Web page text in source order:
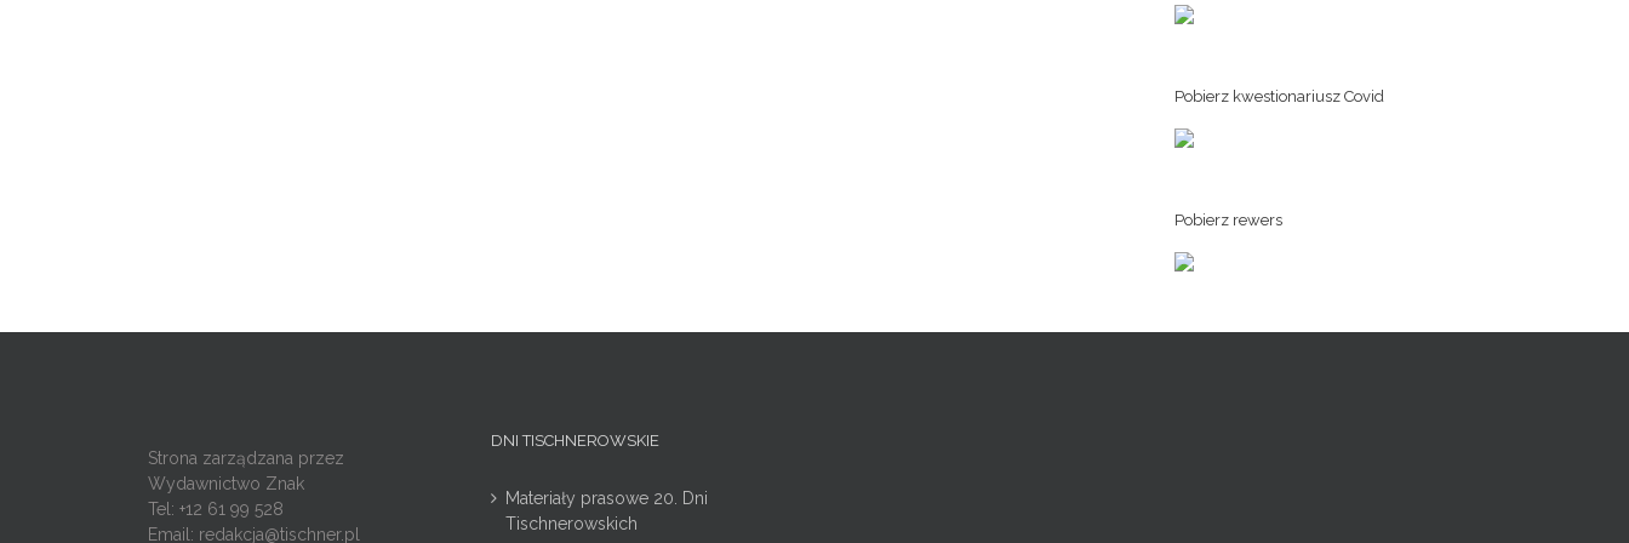
Pobierz kwestionariusz Covid
Pobierz rewers
Strona zarządzana przez
Wydawnictwo Znak
Tel: +12 61 99 528
Email: redakcja@tischner.pl
DNI TISCHNEROWSKIE
Materiały prasowe 20. Dni
Tischnerowskich